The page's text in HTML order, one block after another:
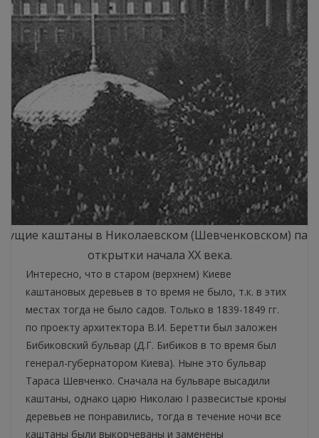
каштаны в Николаевском (Шевченковском)
открытки начала ХХ века.
Интересно, что в старом (верхнем) Киеве
каштановых деревьев в то время не было, т.к. в этих
местах тогда не было садов. Только в 1839-1849 гг.
по проекту архитектора В.И. Беретти был заложен
Бибиковский бульвар (Д.Г. Бибиков в то время был
генерал-губернатором Киева). Ныне это бульвар
Тараса Шевченко. Сначала на бульваре высадили
каштаны, однако царю Николаю I развесистые кроны
деревьев не понравились, тогда в течение ночи все
каштаны были выкорчеваны и заменены